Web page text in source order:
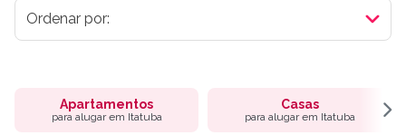
Apartamentos
para alugar em Itatuba
Casas
para alugar em Itatuba